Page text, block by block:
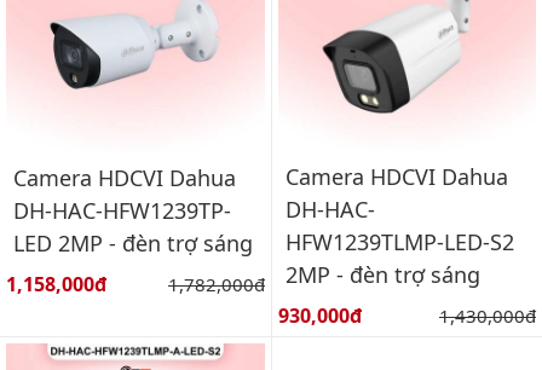
Camera HDCVI Dahua
DH-HAC-HFW1239TP-
LED 2MP - đèn trợ sáng
Giá bán:
1,158,000đ Giá gốc:
1,782,000đ
Camera HDCVI Dahua
DH-HAC-
HFW1239TLMP-LED-S2
2MP - đèn trợ sáng
Giá bán:
930,000đ Giá gốc:
1,430,000đ